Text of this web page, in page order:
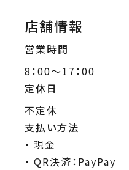
店舗情報
営業時間
8：00～17：00
定休日
不定休
支払い方法
現金
QR決済：PayPay